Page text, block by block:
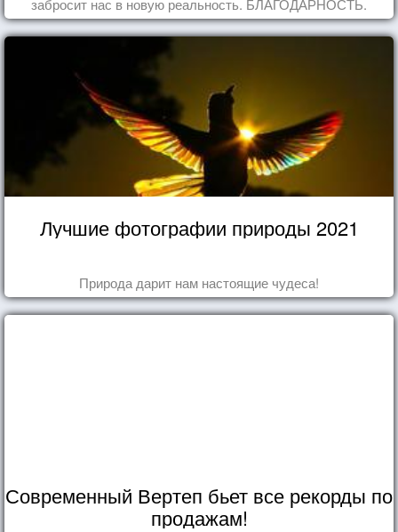
забросит нас в новую реальность. БЛАГОДАРНОСТЬ.
Лучшие фотографии природы 2021
Природа дарит нам настоящие чудеса!
Современный Вертеп бьет все рекорды по
продажам!